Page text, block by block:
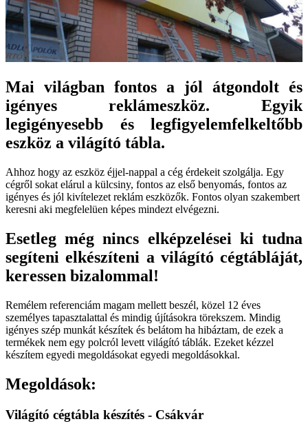
Mai világban fontos a jól átgondolt és
igényes reklámeszköz. Egyik
legigényesebb és legfigyelemfelkeltőbb
eszköz a világító tábla.
Ahhoz hogy az eszköz éjjel-nappal a cég érdekeit szolgálja. Egy
cégről sokat elárul a külcsiny, fontos az első benyomás, fontos az
igényes és jól kivítelezet reklám eszközők. Fontos olyan szakembert
keresni aki megfelelüen képes mindezt elvégezni.
Esetleg még nincs elképzelései ki tudna
segíteni elkészíteni a világító cégtábláját,
keressen bizalommal!
Remélem referenciám magam mellett beszél, közel 12 éves
személyes tapasztalattal és mindig újításokra törekszem. Mindig
igényes szép munkát készítek és belátom ha hibáztam, de ezek a
termékek nem egy polcról levett világító táblák. Ezeket kézzel
készítem egyedi megoldásokat egyedi megoldásokkal.
Megoldások:
Világító cégtábla készítés - Csákvár